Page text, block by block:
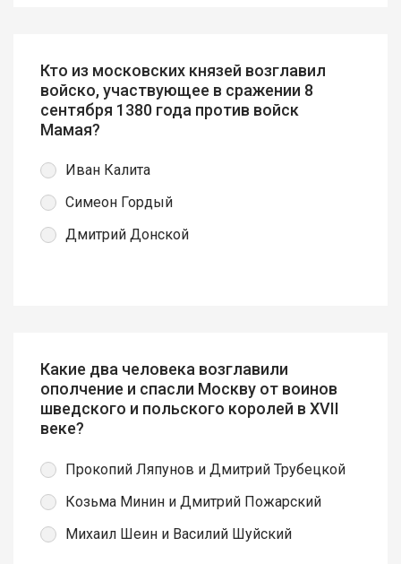
Кто из московских князей возглавил
войско, участвующее в сражении 8
сентября 1380 года против войск
Мамая?
Иван Калита
Симеон Гордый
Дмитрий Донской
Какие два человека возглавили
ополчение и спасли Москву от воинов
шведского и польского королей в XVII
веке?
Прокопий Ляпунов и Дмитрий Трубецкой
Козьма Минин и Дмитрий Пожарский
Михаил Шеин и Василий Шуйский